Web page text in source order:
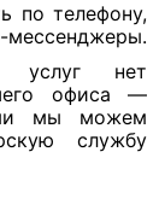
по телефону,
мессенджеры.
услуг нет
офиса —
мы можем
службу